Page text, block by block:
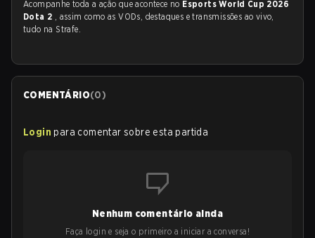
Acompanhe toda a ação que acontece no Esports World Cup 2026
Dota 2 , assim como as VODs, destaques e transmissões ao vivo,
tudo na Strafe.
COMENTÁRIO(0)
Login para comentar sobre esta partida
Nenhum comentário ainda
Faça login e seja o primeiro a iniciar a conversa!